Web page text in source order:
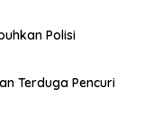
Polisi
Terduga Pencuri